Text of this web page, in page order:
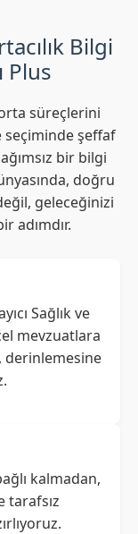
Bilgi
Plus
süreçlerini
seçiminde şeffaf
bir bilgi
doğru
geleceğinizi
adımdır.
Sağlık ve
mevzuatlara
derinlemesine
kalmadan,
tarafsız